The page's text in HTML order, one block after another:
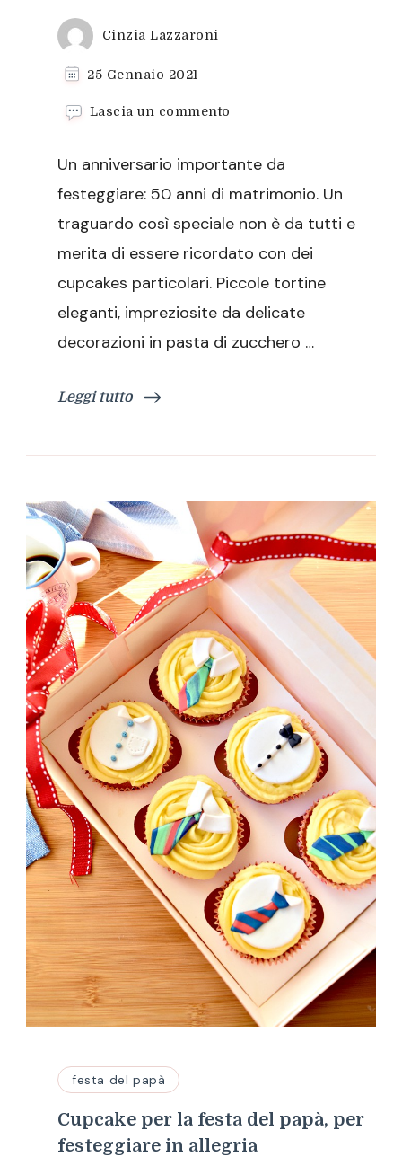
Cinzia Lazzaroni
25 Gennaio 2021
Lascia un commento
con
zucchero
d’oro”
Un anniversario importante da
festeggiare: 50 anni di matrimonio. Un
traguardo così speciale non è da tutti e
merita di essere ricordato con dei
cupcakes particolari. Piccole tortine
eleganti, impreziosite da delicate
decorazioni in pasta di zucchero …
Leggi tutto
festa del papà
Cupcake per la festa del papà, per
festeggiare in allegria